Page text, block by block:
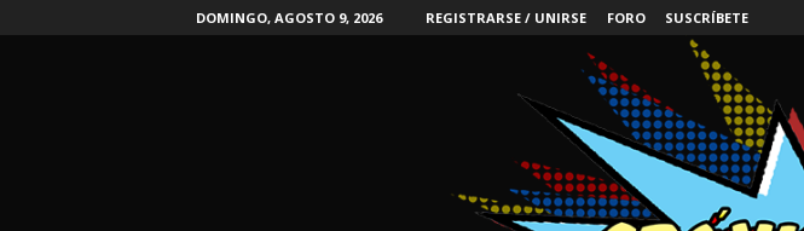
DOMINGO, AGOSTO 9, 2026 REGISTRARSE / UNIRSE FORO SUSCRÍBETE